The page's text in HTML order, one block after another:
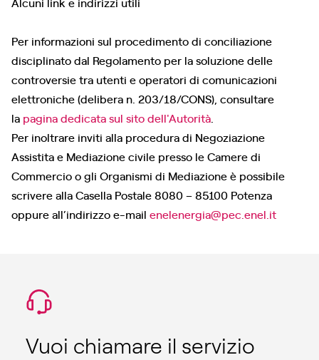
Per informazioni sul procedimento di conciliazione
disciplinato dal Regolamento per la soluzione delle
controversie tra utenti e operatori di comunicazioni
elettroniche (delibera n. 203/18/CONS), consultare
la pagina dedicata sul sito dell'Autorità
Per inoltrare inviti alla procedura di Negoziazione
Assistita e Mediazione civile presso le Camere di
Commercio o gli Organismi di Mediazione è possibile
scrivere alla Casella Postale 8080 – 85100 Potenza
oppure all’indirizzo e-mail enelenergia@pec.enel.it
Vuoi chiamare il servizio